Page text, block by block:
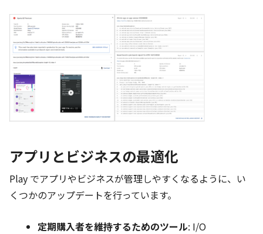
アプリとビジネスの最適化
Play でアプリやビジネスが管理しやすくなるように、い
くつかのアップデートを行っています。
定期購入者を維持するためのツール: I/O